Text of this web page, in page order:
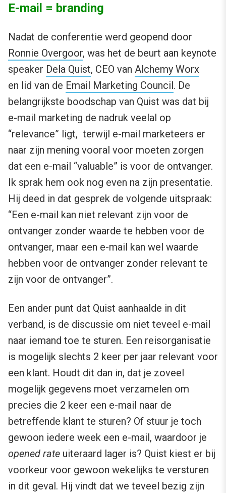
E-mail = branding
Nadat de conferentie werd geopend door
Ronnie Overgoor, was het de beurt aan keynote
speaker Dela Quist, CEO van Alchemy Worx
en lid van de Email Marketing Council. De
belangrijkste boodschap van Quist was dat bij
e-mail marketing de nadruk veelal op
“relevance” ligt, terwijl e-mail marketeers er
naar zijn mening vooral voor moeten zorgen
dat een e-mail “valuable” is voor de ontvanger.
Ik sprak hem ook nog even na zijn presentatie.
Hij deed in dat gesprek de volgende uitspraak:
“Een e-mail kan niet relevant zijn voor de
ontvanger zonder waarde te hebben voor de
ontvanger, maar een e-mail kan wel waarde
hebben voor de ontvanger zonder relevant te
zijn voor de ontvanger”.
Een ander punt dat Quist aanhaalde in dit
verband, is de discussie om niet teveel e-mail
naar iemand toe te sturen. Een reisorganisatie
is mogelijk slechts 2 keer per jaar relevant voor
een klant. Houdt dit dan in, dat je zoveel
mogelijk gegevens moet verzamelen om
precies die 2 keer een e-mail naar de
betreffende klant te sturen? Of stuur je toch
gewoon iedere week een e-mail, waardoor je
opened rate uiteraard lager is? Quist kiest er bij
voorkeur voor gewoon wekelijks te versturen
in dit geval. Hij vindt dat we teveel bezig zijn